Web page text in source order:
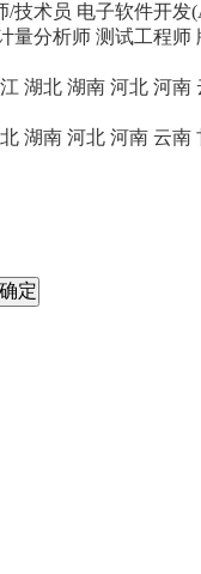
/技术员 电子软件开发
量分析师 测试工程师
湖北 湖南 河北 河南
湖南 河北 河南 云南